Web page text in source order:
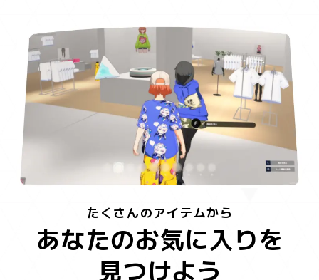
たくさんのアイテムから
あなたのお気に入りを
見つけよう